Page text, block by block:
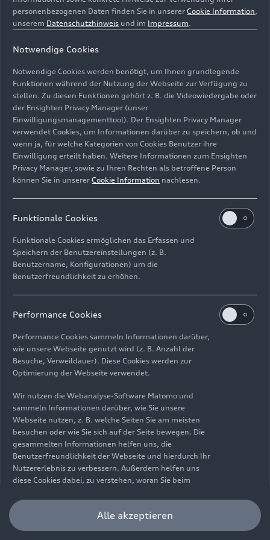
Mit der Publikation „Jubiläumstermine 2026“
informiert Audi Tradition über wichtige Ereignisse und
Jubiläen in der Geschichte der vier Ringe und ihrer
Traditionsmarken.
Bild-Nr: A251965 · Copyright: AUDI AG
Rechte: Verwendung für Pressezwecke honorarfrei
ImpressumRechtliches
Hinweisgebersystem
Informationen zur BarrierefreiheitKontakt
© 2026 AUDI AG. Alle Rechte vorbehalten.
EN
Die Angaben zu Kraftstoffverbrauch, Stromverbrauch, CO₂-
Emissionen und elektrischer Reichweite wurden nach dem
gesetzlich vorgeschriebenen Messverfahren „Worldwide
Harmonized Light Vehicles Test Procedure“ (WLTP) gemäß
Verordnung (EG) 715/2007 ermittelt. Zusatzausstattungen und
Zubehör (Anbauteile, Reifenformat usw.) können relevante
Aerodynamik verändern und neben Witterungs- und
Verkehrsbedingungen sowie dem individuellen Fahrverhalten den
personenbezogenen Daten finden Sie in unserer Cookie Information,
unserem Datenschutzhinweis und im Impressum.
Notwendige Cookies
Notwendige Cookies werden benötigt, um Ihnen grundlegende
Funktionen während der Nutzung der Webseite zur Verfügung zu
stellen. Zu diesen Funktionen gehört z. B. die Videowiedergabe oder
der Ensighten Privacy Manager (unser
Einwilligungsmanagementtool). Der Ensighten Privacy Manager
verwendet Cookies, um Informationen darüber zu speichern, ob und
wenn ja, für welche Kategorien von Cookies Benutzer ihre
Einwilligung erteilt haben. Weitere Informationen zum Ensighten
Privacy Manager, sowie zu Ihren Rechten als betroffene Person
können Sie in unserer Cookie Information nachlesen.
Funktionale Cookies
Funktionale Cookies ermöglichen das Erfassen und
Speichern der Benutzereinstellungen (z. B.
Benutzername, Konfigurationen) um die
Benutzerfreundlichkeit zu erhöhen.
Performance Cookies
Performance Cookies sammeln Informationen darüber,
wie unsere Webseite genutzt wird (z. B. Anzahl der
Besuche, Verweildauer). Diese Cookies werden zur
Optimierung der Webseite verwendet.
Wir nutzen die Webanalyse-Software Matomo und
sammeln Informationen darüber, wie Sie unsere
Webseite nutzen, z. B. welche Seiten Sie am meisten
besuchen oder wie Sie sich auf der Seite bewegen. Die
gesammelten Informationen helfen uns, die
Benutzerfreundlichkeit der Webseite und hierdurch Ihr
Nutzererlebnis zu verbessern. Außerdem helfen uns
diese Cookies dabei, zu verstehen, woran Sie beim
unser Angebot optimieren können. Bitte beachten Sie,
dass Sie Ihre Einwilligung bezüglich der Platzierung von
Performance Cookies jederzeit widerrufen können.
Alle akzeptieren